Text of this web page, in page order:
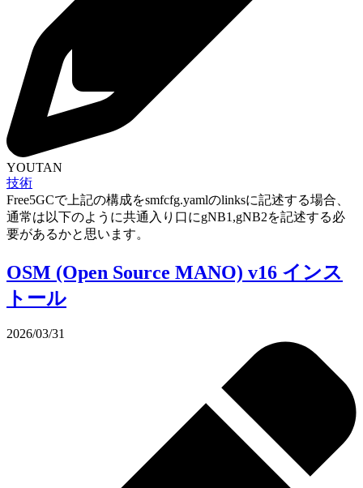
YOUTAN
技術
Free5GCで上記の構成をsmfcfg.yamlのlinksに記述する場合、
通常は以下のように共通入り口にgNB1,gNB2を記述する必
要があるかと思います。
OSM (Open Source MANO) v16 インス
トール
2026/03/31